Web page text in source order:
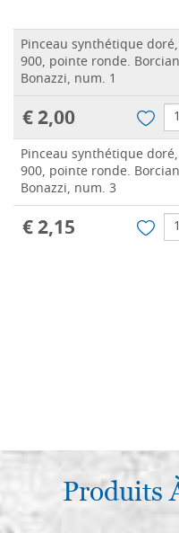
Pinceau synthétique
900, pointe ronde.
Bonazzi, num. 1
€ 2,00
Pinceau synthétique
900, pointe ronde.
Bonazzi, num. 3
€ 2,15
Produits